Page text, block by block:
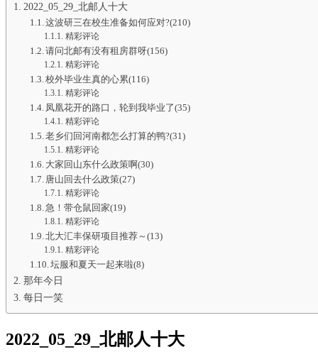
2022_05_29_北邮人十大
这波研三在校生准备如何应对?(210)
精彩评论
请问北邮有没有租房群呀(156)
精彩评论
校外毕业生真的心累(116)
精彩评论
凤凰花开的路口，轮到我毕业了(35)
精彩评论
老乡们回河南都怎么打算的鸭?(31)
精彩评论
大家回山东什么政策啊(30)
唐山回去什么政策(27)
精彩评论
急！带仓鼠回家(19)
精彩评论
北大汇丰保研项目推荐～(13)
精彩评论
坛服和夏天一起来啦(8)
那年今日
每日一笑
2022_05_29_北邮人十大